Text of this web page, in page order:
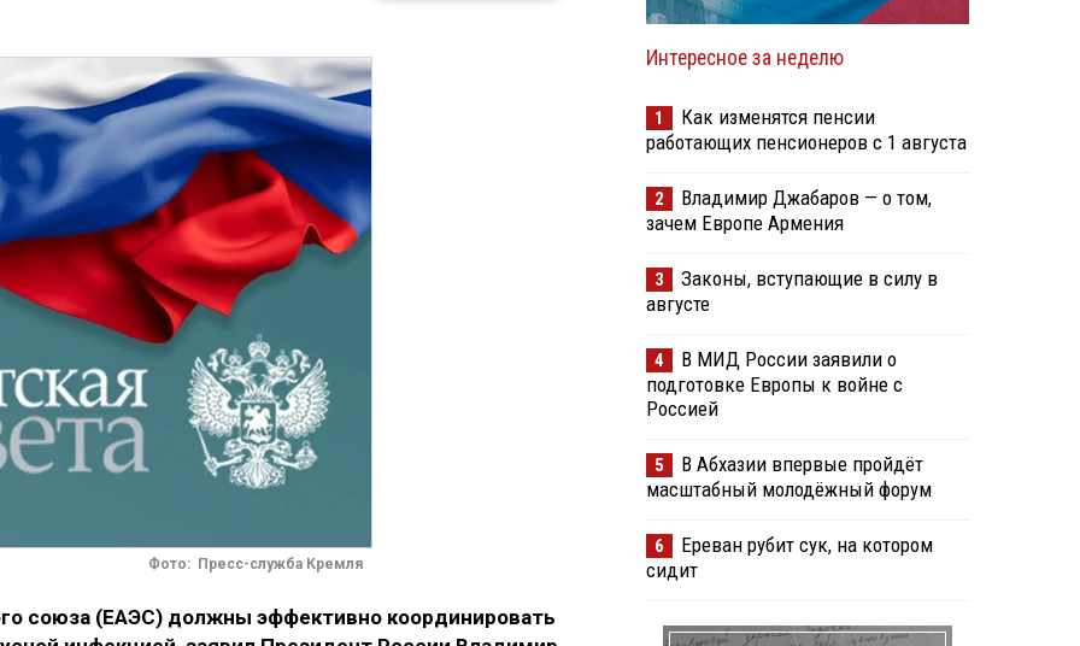
Фото: Пресс-служба Кремля
союза (ЕАЭС) должны эффективно координировать
Интересное за неделю
1
Как изменятся пенсии
работающих пенсионеров с 1 августа
2
Владимир Джабаров — о том,
зачем Европе Армения
3
Законы, вступающие в силу в
августе
4
В МИД России заявили о
подготовке Европы к войне с
Россией
5
В Абхазии впервые пройдёт
масштабный молодёжный форум
6
Ереван рубит сук, на котором
сидит